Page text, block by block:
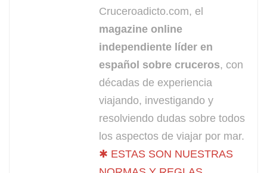
Cruceroadicto.com, el
magazine online
independiente líder en
español sobre cruceros, con
décadas de experiencia
viajando, investigando y
resolviendo dudas sobre todos
los aspectos de viajar por mar.
✱ ESTAS SON NUESTRAS